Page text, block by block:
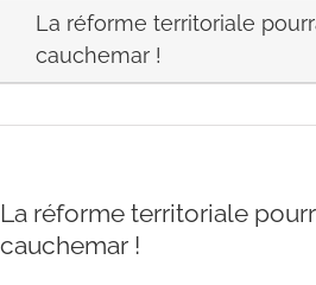
La réforme territoriale
cauchemar !
La réforme territoriale
cauchemar !